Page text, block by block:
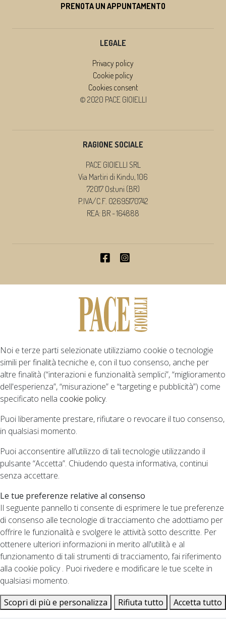
PRENOTA UN APPUNTAMENTO
LEGALE
Privacy policy
Cookie policy
Cookies consent
© 2020 PACE GIOIELLI
RAGIONE SOCIALE
PACE GIOIELLI SRL
Via Martiri di Kindu, 106
72017 Ostuni (BR)
P.IVA/C.F. 02695170742
REA: BR - 164888
Noi e terze parti selezionate utilizziamo cookie o tecnologie
simili per finalità tecniche e, con il tuo consenso, anche per
altre finalità (“interazioni e funzionalità semplici”, “miglioramento
dell'esperienza”, “misurazione” e “targeting e pubblicità”) come
specificato nella cookie policy.
Puoi liberamente prestare, rifiutare o revocare il tuo consenso,
in qualsiasi momento.
Puoi acconsentire all’utilizzo di tali tecnologie utilizzando il
pulsante “Accetta”. Chiudendo questa informativa, continui
senza accettare.
Le tue preferenze relative al consenso
Il seguente pannello ti consente di esprimere le tue preferenze
di consenso alle tecnologie di tracciamento che adottiamo per
offrire le funzionalità e svolgere le attività sotto descritte. Per
ottenere ulteriori informazioni in merito all'utilità e al
funzionamento di tali strumenti di tracciamento, fai riferimento
alla cookie policy . Puoi rivedere e modificare le tue scelte in
qualsiasi momento.
Scopri di più e personalizza
Rifiuta tutto Accetta tutto